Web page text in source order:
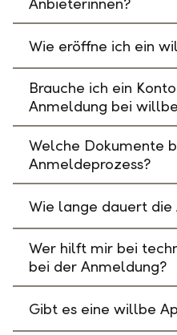
Wie eröffne ich ein
Brauche ich ein
Anmeldung bei
Welche Dokumente
Anmeldeprozess?
Wie lange dauert die
Wer hilft mir bei
bei der Anmeldung?
Gibt es eine willbe